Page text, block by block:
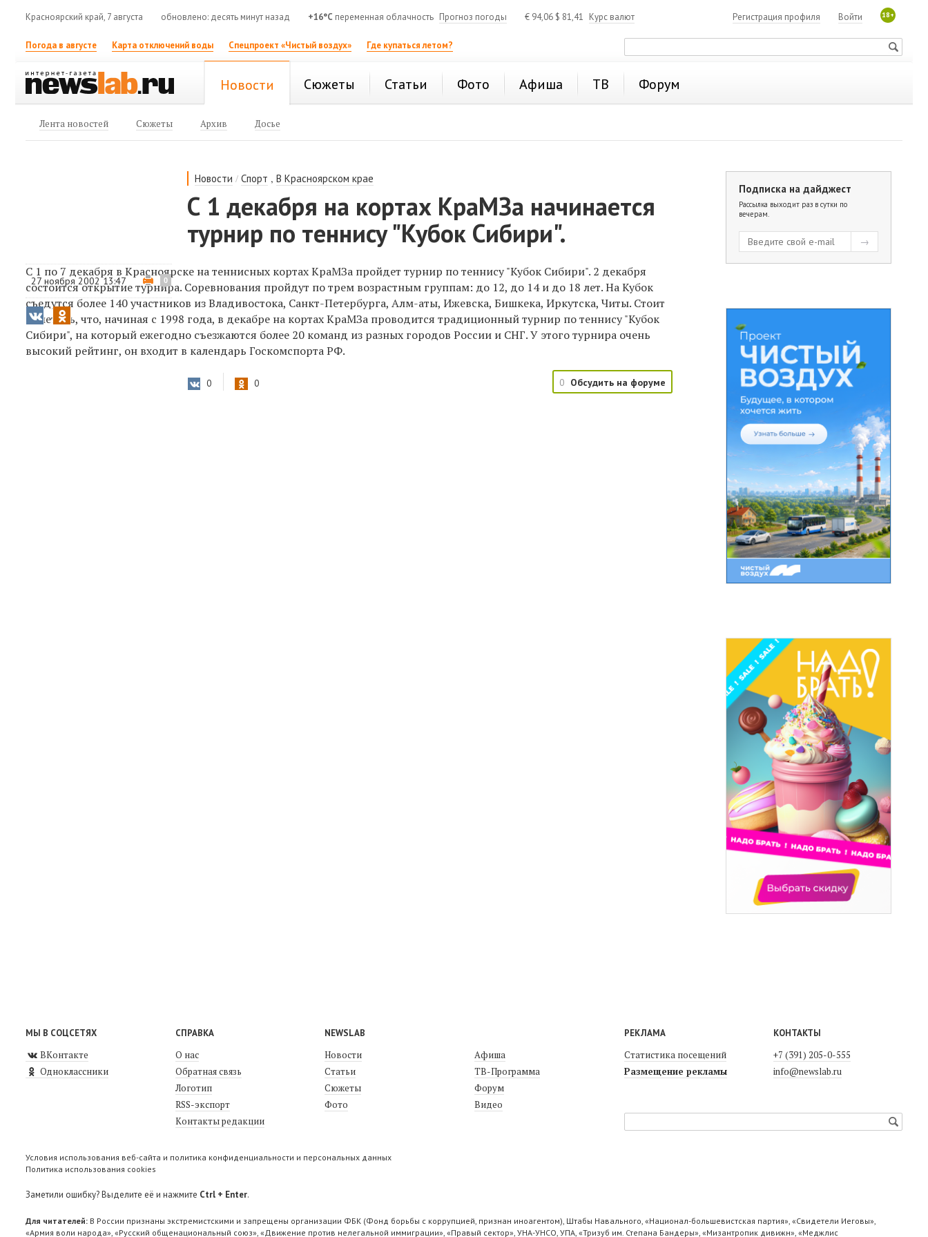
Красноярский край, 7 августа обновлено: десять минут назад +16°C переменная облачность Прогноз погоды € 94,06 $ 81,41 Курс валют 18+
Войти
Регистрация профиля
Погода в августе Карта отключений воды Спецпроект «Чистый воздух» Где купаться летом?
Новости Сюжеты Статьи Фото Афиша ТВ Форум
Лента новостей Сюжеты Архив Досье
Новости /Спорт ,В Красноярском крае
С 1 декабря на кортах КраМЗа начинается
турнир по теннису "Кубок Сибири".
27 ноября 2002 13:47 0
С 1 по 7 декабря в Красноярске на теннисных кортах КраМЗа пройдет турнир по теннису "Кубок Сибири". 2 декабря
состоится открытие турнира. Соревнования пройдут по трем возрастным группам: до 12, до 14 и до 18 лет. На Кубок
съедутся более 140 участников из Владивостока, Санкт-Петербурга, Алм-аты, Ижевска, Бишкека, Иркутска, Читы. Стоит
отметить, что, начиная с 1998 года, в декабре на кортах КраМЗа проводится традиционный турнир по теннису "Кубок
Сибири", на который ежегодно съезжаются более 20 команд из разных городов России и СНГ. У этого турнира очень
высокий рейтинг, он входит в календарь Госкомспорта РФ.
0 0 0 Обсудить на форуме
Подписка на дайджест
Рассылка выходит раз в сутки по
вечерам.
МЫ В СОЦСЕТЯХ
ВКонтакте
Одноклассники
СПРАВКА
О нас
Обратная связь
Логотип
RSS-экспорт
Контакты редакции
NEWSLAB
Новости
Статьи
Сюжеты
Фото
Афиша
ТВ-Программа
Форум
Видео
РЕКЛАМА
Статистика посещений
Размещение рекламы
КОНТАКТЫ
+7 (391) 205-0-555
info@newslab.ru
Условия использования веб-сайта и политика конфиденциальности и персональных данных
Политика использования cookies
Заметили ошибку? Выделите её и нажмите Ctrl + Enter.
Для читателей: В России признаны экстремистскими и запрещены организации ФБК (Фонд борьбы с коррупцией, признан иноагентом), Штабы Навального, «Национал-большевистская партия», «Свидетели Иеговы»,
«Армия воли народа», «Русский общенациональный союз», «Движение против нелегальной иммиграции», «Правый сектор», УНА-УНСО, УПА, «Тризуб им. Степана Бандеры», «Мизантропик дивижн», «Меджлис